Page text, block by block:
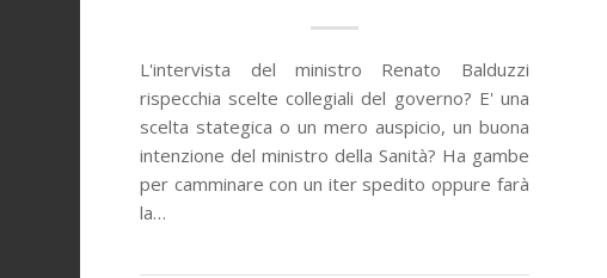
L'intervista del ministro Renato Balduzzi
rispecchia scelte collegiali del governo? E' una
scelta stategica o un mero auspicio, un buona
intenzione del ministro della Sanità? Ha gambe
per camminare con un iter spedito oppure farà
la…